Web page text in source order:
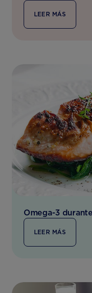
LEER MÁS
Omega-3
LEER MÁS